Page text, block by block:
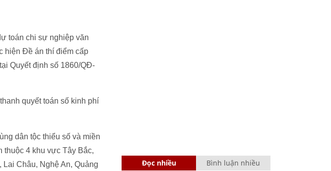
toán chi sự nghiệp văn
hiện Đề án thí điểm cấp
Quyết định số 1860/QĐ-
quyết toán số kinh phí
dân tộc thiểu số và miền
thuộc 4 khu vực Tây Bắc,
Châu, Nghệ An, Quảng
Đọc nhiều Bình luận nhiều